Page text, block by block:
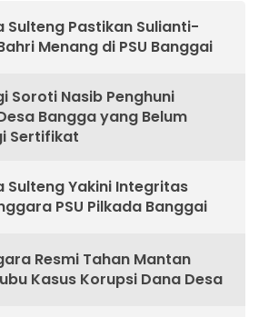
Sulteng Pastikan Sulianti-
Menang di PSU Banggai
Soroti Nasib Penghuni
Bangga yang Belum
Sertifikat
Sulteng Yakini Integritas
PSU Pilkada Banggai
Resmi Tahan Mantan
Kasus Korupsi Dana Desa